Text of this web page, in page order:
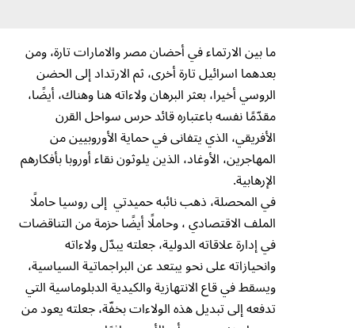
ما بين الارتماء في أحضان مصر والامارات تارة، ومن
بعدهما اسرائيل تارة أخرى، ثم الارتداد إلى الحضن
الروسي أخيرا، بعثر البرهان ولاءاته هنا وهناك، أيضًا،
مقدّمًا نفسه باعتباره قائد حرس سواحل القرن
الأفريقي، الذي يتفانى في حماية الأوروبيين من
المهاجرين، الأوغاد، الذين يلوثون نقاء أوروبا بأفكارهم
الإرهابية.
في المحصلة، ذهب نائبه حميدتي إلى روسيا حاملًا
الملف الاقتصادي ، وحاملًا أيضًا حزمة من التناقضات
في إدارة علاقاته الدولية، جعلته يبدّل ولاءاته
وانحيازاته على نحو يبتعد عن البراجماتية السياسية،
ويسقط في قاع الانتهازية والكيدية الدبلوماسية التي
تدفعه إلى تبديل هذه الولاءات بخفّة، جعلته يعود من